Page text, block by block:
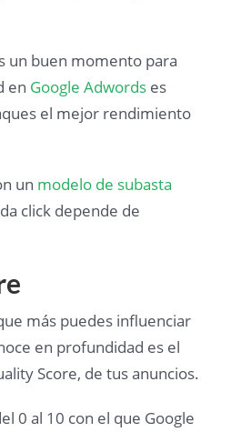
un buen momento para
en Google Adwords es
el mejor rendimiento
un modelo de subasta
click depende de
más puedes influenciar
en profundidad es el
Score, de tus anuncios.
0 al 10 con el que Google